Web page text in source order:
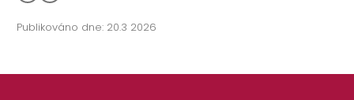
Publikováno dne: 20.3 2026